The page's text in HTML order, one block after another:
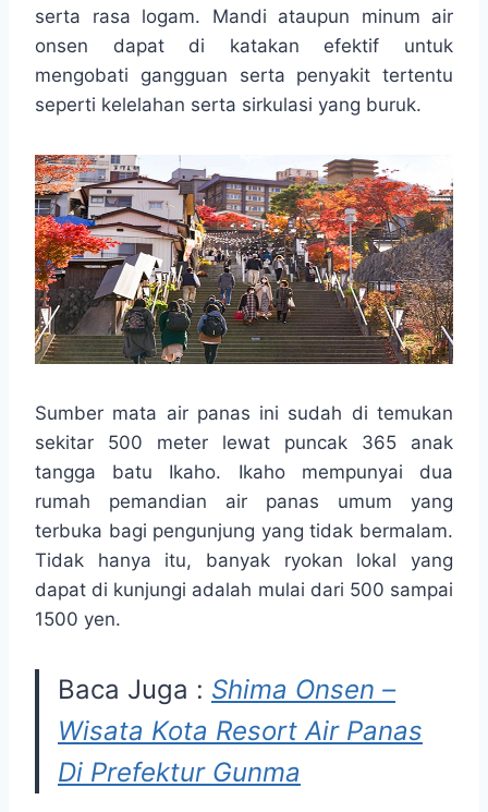
serta rasa logam. Mandi ataupun minum air
onsen dapat di katakan efektif untuk
mengobati gangguan serta penyakit tertentu
seperti kelelahan serta sirkulasi yang buruk.
Sumber mata air panas ini sudah di temukan
sekitar 500 meter lewat puncak 365 anak
tangga batu Ikaho. Ikaho mempunyai dua
rumah pemandian air panas umum yang
terbuka bagi pengunjung yang tidak bermalam.
Tidak hanya itu, banyak ryokan lokal yang
dapat di kunjungi adalah mulai dari 500 sampai
1500 yen.
Baca Juga : Shima Onsen –
Wisata Kota Resort Air Panas
Di Prefektur Gunma